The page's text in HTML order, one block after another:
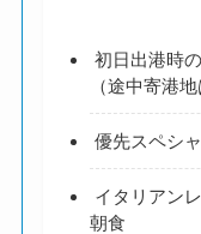
初日出港時
（途中寄港地
優先スペシ
イタリアン
朝食